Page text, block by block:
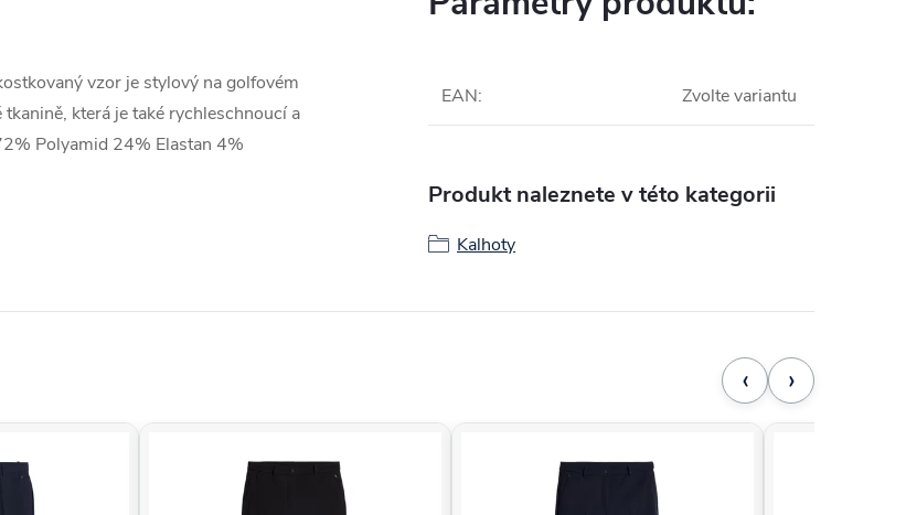
vzor je stylový na golfovém
která je také rychleschnoucí a
Polyamid 24% Elastan 4%
EAN: Zvolte variantu
Produkt naleznete v této kategorii
Kalhoty
‹ ›